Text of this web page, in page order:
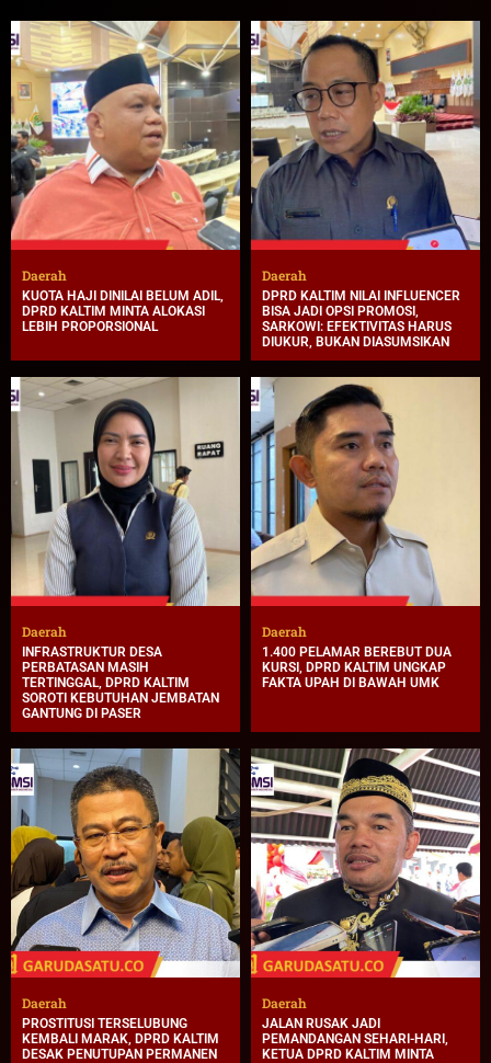
Daerah
KUOTA HAJI DINILAI BELUM ADIL,
DPRD KALTIM MINTA ALOKASI
LEBIH PROPORSIONAL
Daerah
DPRD KALTIM NILAI INFLUENCER
BISA JADI OPSI PROMOSI,
SARKOWI: EFEKTIVITAS HARUS
DIUKUR, BUKAN DIASUMSIKAN
Daerah
INFRASTRUKTUR DESA
PERBATASAN MASIH
TERTINGGAL, DPRD KALTIM
SOROTI KEBUTUHAN JEMBATAN
GANTUNG DI PASER
Daerah
1.400 PELAMAR BEREBUT DUA
KURSI, DPRD KALTIM UNGKAP
FAKTA UPAH DI BAWAH UMK
Daerah
PROSTITUSI TERSELUBUNG
KEMBALI MARAK, DPRD KALTIM
DESAK PENUTUPAN PERMANEN
Daerah
JALAN RUSAK JADI
PEMANDANGAN SEHARI-HARI,
KETUA DPRD KALTIM MINTA